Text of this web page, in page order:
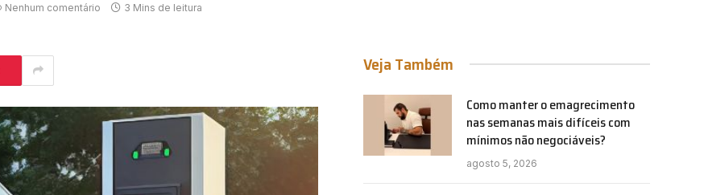
Nenhum comentário 3 Mins de leitura
Veja Também
Como manter o emagrecimento
nas semanas mais difíceis com
mínimos não negociáveis?
agosto 5, 2026